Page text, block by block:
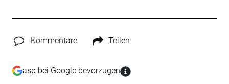
Kommentare Teilen
asp bei Google bevorzugen